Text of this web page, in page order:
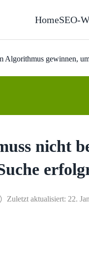
HomeSEO-
Algorithmus gewinnen,
nicht
Zuletzt aktualisiert: 22.